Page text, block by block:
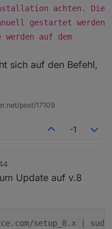
achten. Die
gestartet werden
auf dem
sich auf den Befehl,
post/17109
-1
Update auf v.8
setup_8.x |